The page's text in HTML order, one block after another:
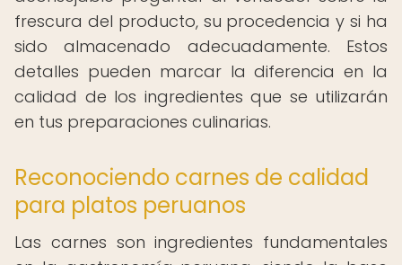
frescura del producto, su procedencia y si ha
sido almacenado adecuadamente. Estos
detalles pueden marcar la diferencia en la
calidad de los ingredientes que se utilizarán
en tus preparaciones culinarias.
Reconociendo carnes de calidad
para platos peruanos
Las carnes son ingredientes fundamentales